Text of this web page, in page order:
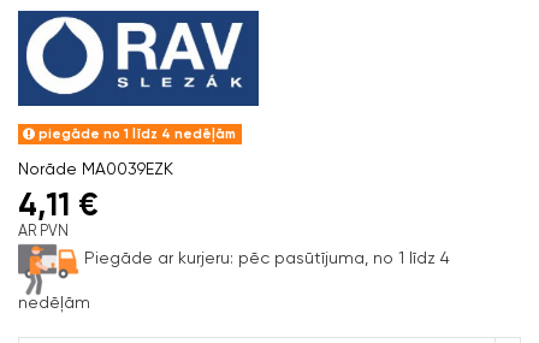
piegāde no 1 līdz 4 nedēļām
Norāde MA0039EZK
4,11 €
AR PVN
Piegāde ar kurjeru: pēc pasūtījuma, no 1 līdz 4
nedēļām